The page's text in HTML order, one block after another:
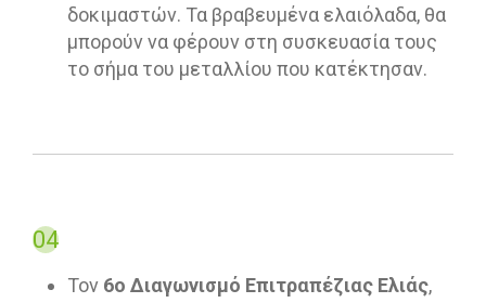
δοκιμαστών. Τα βραβευμένα ελαιόλαδα, θα
μπορούν να φέρουν στη συσκευασία τους
το σήμα του μεταλλίου που κατέκτησαν.
04
Τον 6ο Διαγωνισμό Επιτραπέζιας Ελιάς,